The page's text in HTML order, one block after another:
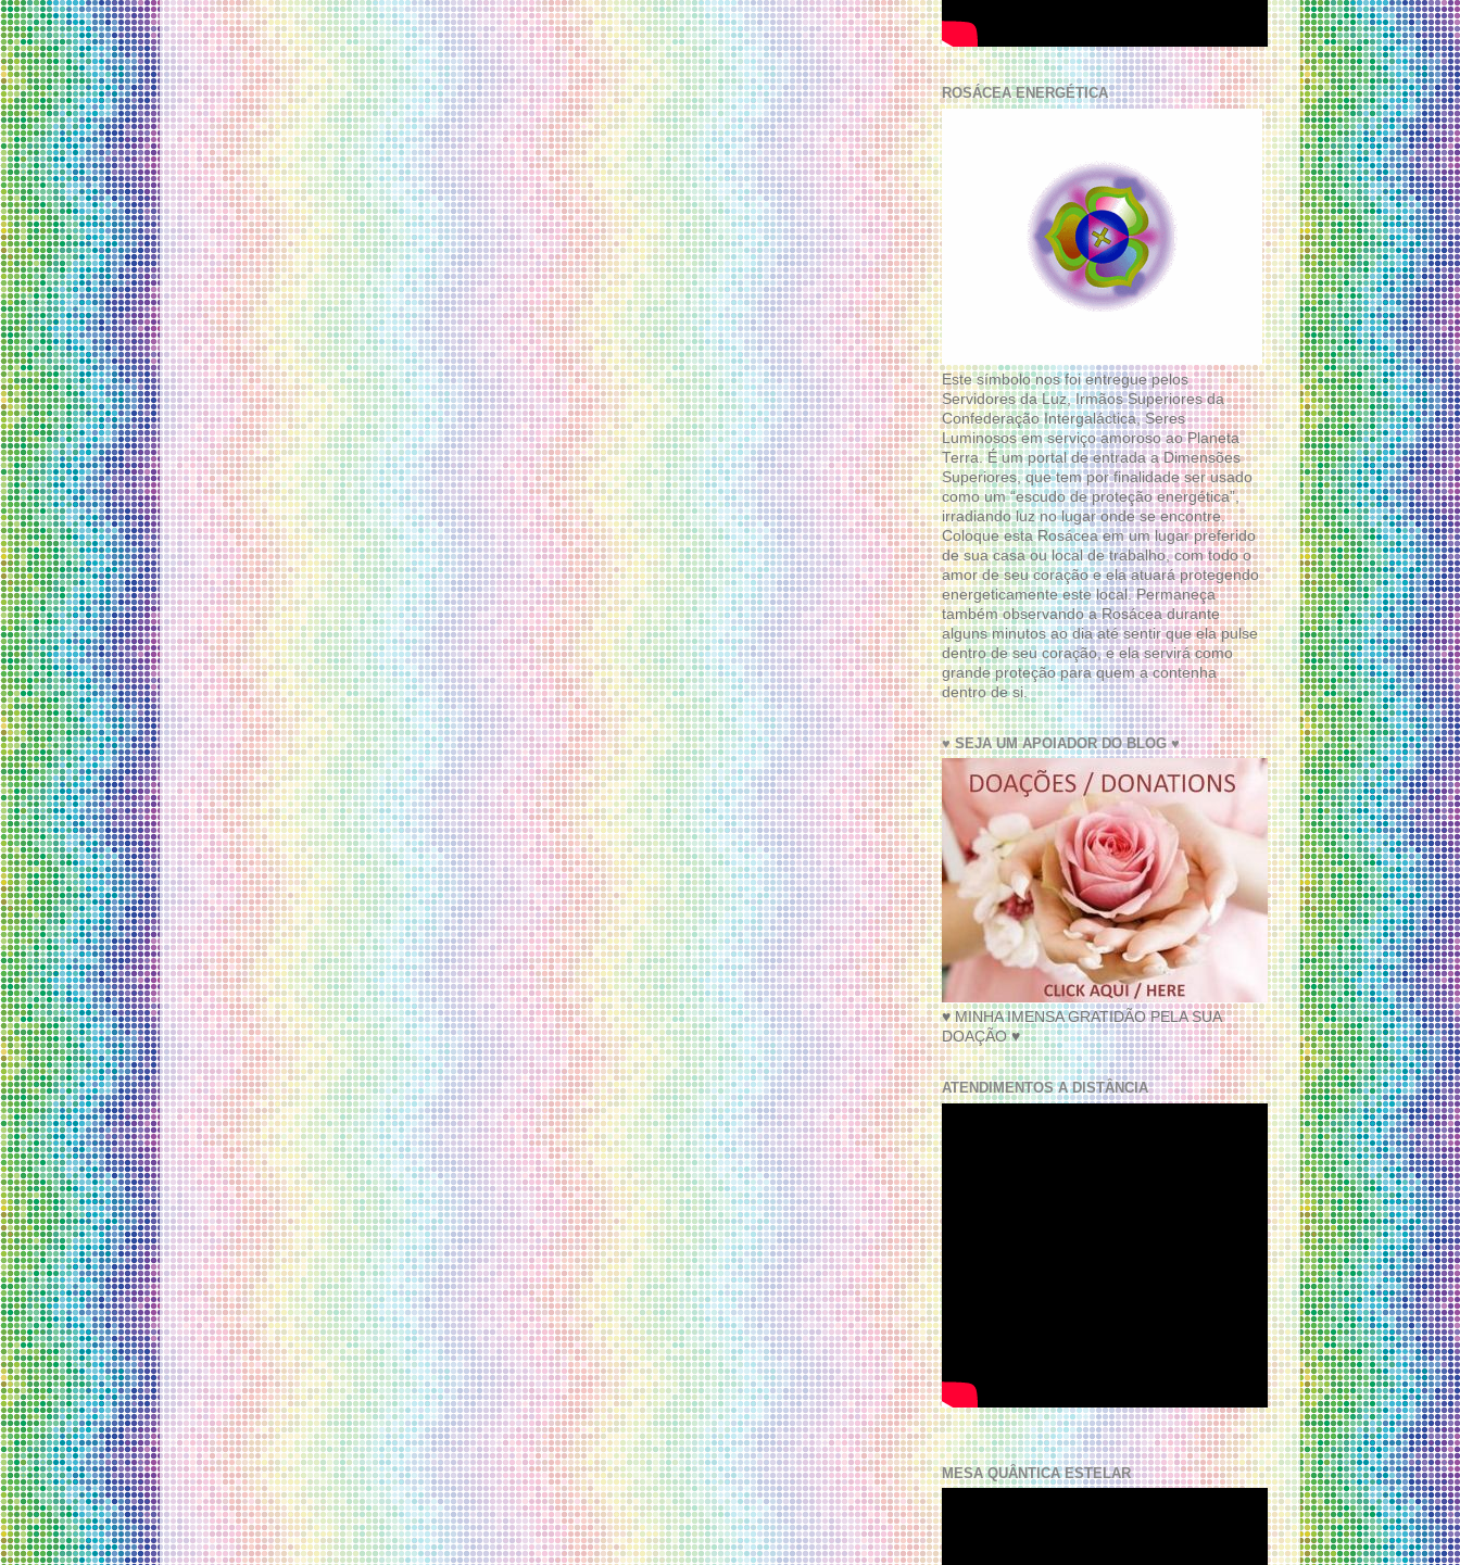
ROSÁCEA ENERGÉTICA
Este símbolo nos foi entregue pelos
Servidores da Luz, Irmãos Superiores da
Confederação Intergaláctica, Seres
Luminosos em serviço amoroso ao Planeta
Terra. É um portal de entrada a Dimensões
Superiores, que tem por finalidade ser usado
como um “escudo de proteção energética”,
irradiando luz no lugar onde se encontre.
Coloque esta Rosácea em um lugar preferido
de sua casa ou local de trabalho, com todo o
amor de seu coração e ela atuará protegendo
energeticamente este local. Permaneça
também observando a Rosácea durante
alguns minutos ao dia até sentir que ela pulse
dentro de seu coração, e ela servirá como
grande proteção para quem a contenha
dentro de si.
♥ SEJA UM APOIADOR DO BLOG ♥
♥ MINHA IMENSA GRATIDÃO PELA SUA
DOAÇÃO ♥
ATENDIMENTOS A DISTÂNCIA
MESA QUÂNTICA ESTELAR